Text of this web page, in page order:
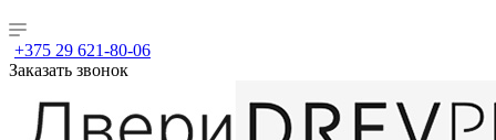
+375 29 621-80-06
Заказать звонок